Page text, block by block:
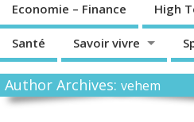
Economie – Finance High
Santé Savoir vivre
Author Archives:vehem